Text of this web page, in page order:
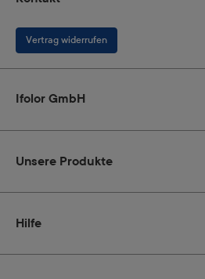
Vertrag widerrufen
Ifolor GmbH
Unsere Produkte
Hilfe